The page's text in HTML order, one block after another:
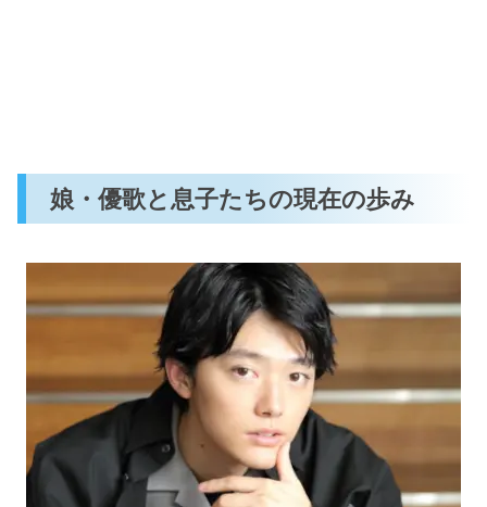
娘・優歌と息子たちの現在の歩み